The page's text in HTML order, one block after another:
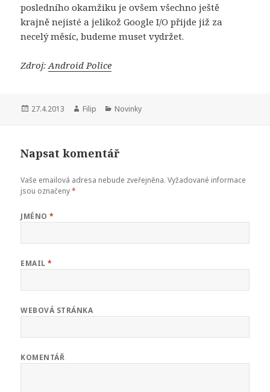
posledního okamžiku je ovšem všechno ještě
krajně nejisté a jelikož Google I/O přijde již za
necelý měsíc, budeme muset vydržet.
Zdroj:Android Police
Publikováno:
27.4.2013 Autor:
Filip Rubriky:
Novinky
Napsat komentář
Vaše emailová adresa nebude zveřejněna. Vyžadované informace
jsou označeny*
JMÉNO*
EMAIL*
WEBOVÁ STRÁNKA
KOMENTÁŘ